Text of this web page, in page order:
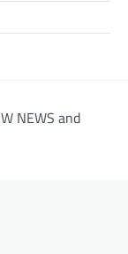
NEWS and